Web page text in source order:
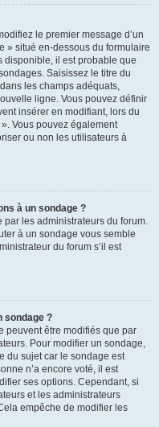
le premier message d’un
» situé en-dessous du formulaire
disponible, il est probable que
Saisissez le titre du
les champs adéquats,
ligne. Vous pouvez définir
insérer en modifiant, lors du
Vous pouvez également
ou non les utilisateurs à
à un sondage ?
par les administrateurs du forum.
à un sondage vous semble
du forum s’il est
sondage ?
peuvent être modifiés que par
Pour modifier un sondage,
du sujet car le sondage est
n’a encore voté, il est
ses options. Cependant, si
et les administrateurs
empêche de modifier les